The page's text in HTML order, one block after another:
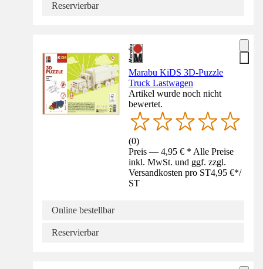
Reservierbar
Marabu KiDS 3D-Puzzle
Truck Lastwagen
Artikel wurde noch nicht
bewertet.
(0)
Preis — 4,95 € * Alle Preise
inkl. MwSt. und ggf. zzgl.
Versandkosten pro ST4,95 €*/
ST
Online bestellbar
Reservierbar